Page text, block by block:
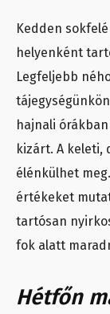
Kedden
helyenként
Legfeljebb
hajnali
kizárt. A keleti,
élénkülhet
értékeket
tartósan
fok alatt
Hétfőn